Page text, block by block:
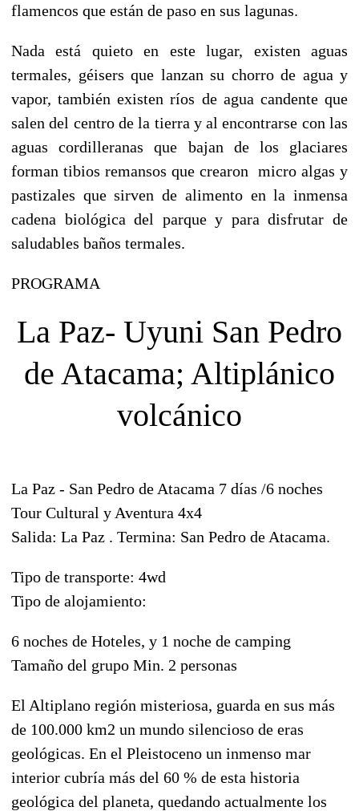
flamencos que están de paso en sus lagunas.
Nada está quieto en este lugar, existen aguas
termales, géisers que lanzan su chorro de agua y
vapor, también existen ríos de agua candente que
salen del centro de la tierra y al encontrarse con las
aguas cordilleranas que bajan de los glaciares
forman tibios remansos que crearon micro algas y
pastizales que sirven de alimento en la inmensa
cadena biológica del parque y para disfrutar de
saludables baños termales.
PROGRAMA
La Paz- Uyuni San Pedro
de Atacama; Altiplánico
volcánico
La Paz - San Pedro de Atacama 7 días /6 noches
Tour Cultural y Aventura 4x4
Salida: La Paz . Termina: San Pedro de Atacama.
Tipo de transporte: 4wd
Tipo de alojamiento:
6 noches de Hoteles, y 1 noche de camping
Tamaño del grupo Min. 2 personas
El Altiplano región misteriosa, guarda en sus más
de 100.000 km2 un mundo silencioso de eras
geológicas. En el Pleistoceno un inmenso mar
interior cubría más del 60 % de esta historia
geológica del planeta, quedando actualmente los